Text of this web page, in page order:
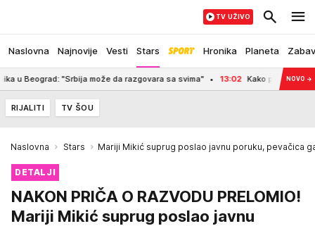
Naslovna Najnovije Vesti Stars Hronika Planeta
TV UŽIVO
"Srbija može da razgovara sa svima" 13:02 Kako prepoznati da li ste
NOVO →
RIJALITI TV ŠOU
Naslovna Stars Mariji Mikić suprug poslao javnu poruku, pevačica
DETALJI
NAKON PRIČA O RAZVODU PRELOMIO!
Mariji Mikić suprug poslao javnu